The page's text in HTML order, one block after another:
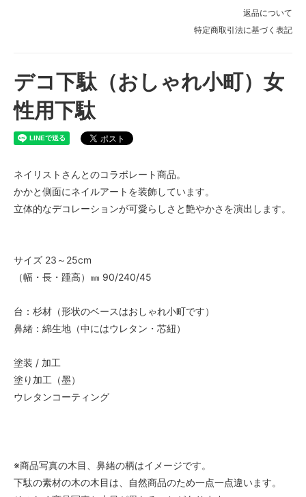
返品について
特定商取引法に基づく表記
デコ下駄（おしゃれ小町）女
性用下駄
ネイリストさんとのコラボレート商品。
かかと側面にネイルアートを装飾しています。
立体的なデコレーションが可愛らしさと艶やかさを演出します。
サイズ 23～25cm
（幅・長・踵高）㎜ 90/240/45
台：杉材（形状のベースはおしゃれ小町です）
鼻緒：綿生地（中にはウレタン・芯紐）
塗装 / 加工
塗り加工（墨）
ウレタンコーティング
※商品写真の木目、鼻緒の柄はイメージです。
下駄の素材の木の木目は、自然商品のため一点一点違います。